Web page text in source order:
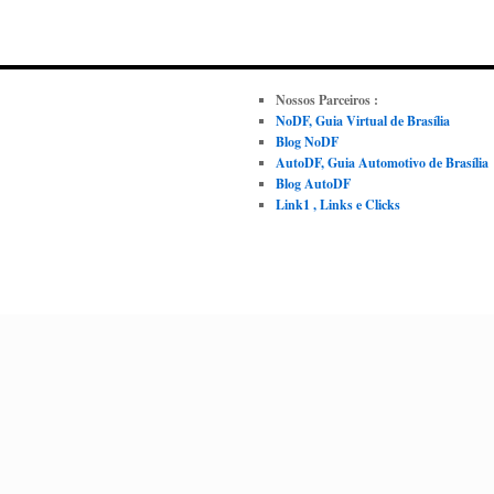
Nossos Parceiros :
NoDF, Guia Virtual de Brasília
Blog NoDF
AutoDF, Guia Automotivo de Brasília
Blog AutoDF
Link1 , Links e Clicks